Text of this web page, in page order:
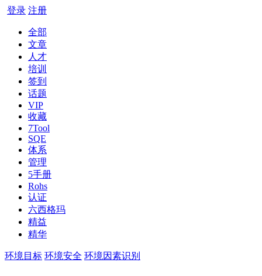
登录 注册
全部
文章
人才
培训
签到
话题
VIP
收藏
7Tool
SQE
体系
管理
5手册
Rohs
认证
六西格玛
精益
精华
环境目标 环境安全 环境因素识别